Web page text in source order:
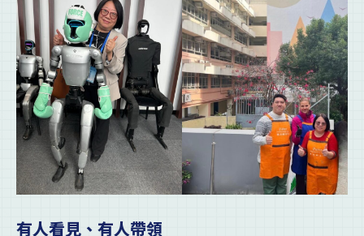
有人看見、有人帶領